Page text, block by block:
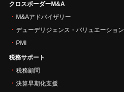
クロスボーダーM&A
M&Aアドバイザリー
デューデリジェンス・バリュエーション
PMI
税務サポート
税務顧問
決算早期化支援